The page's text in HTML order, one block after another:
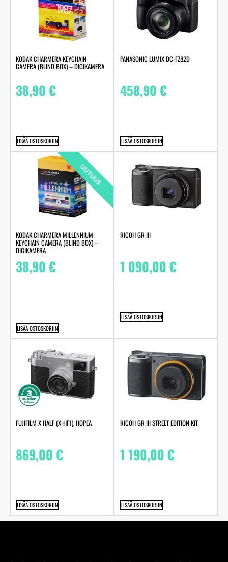
KODAK CHARMERA KEYCHAIN
CAMERA (BLIND BOX) – DIGIKAMERA
38,90€
LISÄÄ OSTOSKORIIN
PANASONIC LUMIX DC-FZ82D
458,90€
LISÄÄ OSTOSKORIIN
UUTUUS
KODAK CHARMERA MILLENNIUM
KEYCHAIN CAMERA (BLIND BOX) –
DIGIKAMERA
38,90€
LISÄÄ OSTOSKORIIN
RICOH GR III
1 090,00€
LISÄÄ OSTOSKORIIN
FUJIFILM X HALF (X-HF1), HOPEA
869,00€
LISÄÄ OSTOSKORIIN
RICOH GR III STREET EDITION KIT
1 190,00€
LISÄÄ OSTOSKORIIN